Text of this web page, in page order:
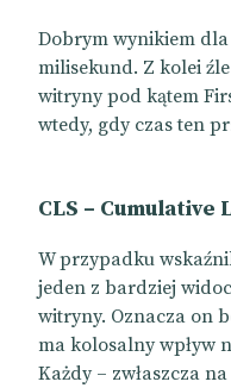
Dobrym wynikiem dla
milisekund. Z kolei
witryny pod kątem
wtedy, gdy czas ten
CLS – Cumulative
W przypadku
jeden z bardziej
witryny. Oznacza on
ma kolosalny wpływ
Każdy – zwłaszcza